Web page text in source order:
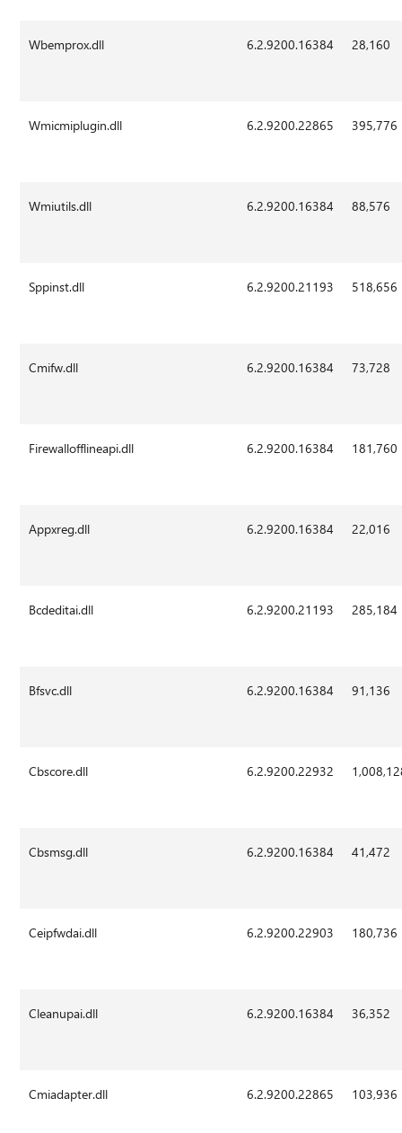
Wbemprox.dll 6.2.9200.16384 28,160
Wmicmiplugin.dll 6.2.9200.22865 395,776
Wmiutils.dll 6.2.9200.16384 88,576
Sppinst.dll 6.2.9200.21193 518,656
Cmifw.dll 6.2.9200.16384 73,728
Firewallofflineapi.dll 6.2.9200.16384 181,760
Appxreg.dll 6.2.9200.16384 22,016
Bcdeditai.dll 6.2.9200.21193 285,184
Bfsvc.dll 6.2.9200.16384 91,136
Cbscore.dll 6.2.9200.22932
Cbsmsg.dll 6.2.9200.16384 41,472
Ceipfwdai.dll 6.2.9200.22903 180,736
Cleanupai.dll 6.2.9200.16384 36,352
Cmiadapter.dll 6.2.9200.22865 103,936